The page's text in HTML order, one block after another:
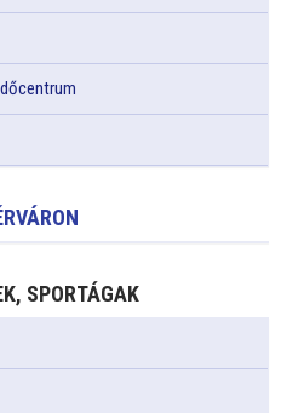
SPORTÁGAK